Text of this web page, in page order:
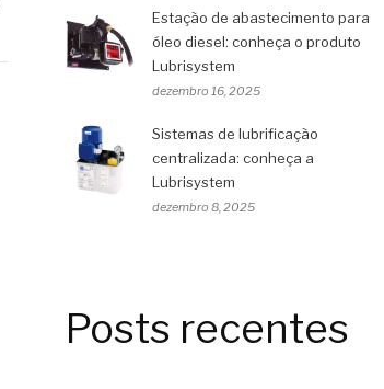
Estação de abastecimento para
óleo diesel: conheça o produto
Lubrisystem
dezembro 16, 2025
Sistemas de lubrificação
centralizada: conheça a
Lubrisystem
dezembro 8, 2025
Posts recentes